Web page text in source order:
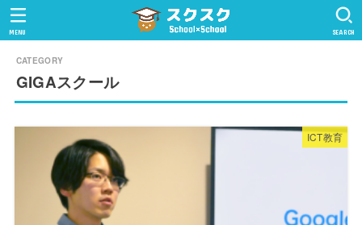
SEARCH
MENU
GIGAスクール
ICT教育